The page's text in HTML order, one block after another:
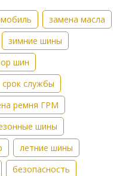
замена масла
зимние шины
шин
срок службы
ремня ГРМ
шины
летние шины
безопасность